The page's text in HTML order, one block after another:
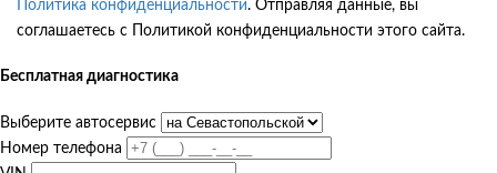
Политика конфиденциальности. Отправляя данные, вы
соглашаетесь с Политикой конфиденциальности этого сайта.
Бесплатная диагностика
Выберите автосервис
Номер телефона